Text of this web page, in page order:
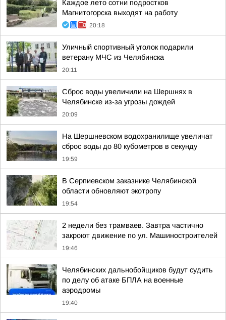
Каждое лето сотни подростков
Магнитогорска выходят на работу
20:18
Уличный спортивный уголок подарили
ветерану МЧС из Челябинска
20:11
Сброс воды увеличили на Шершнях в
Челябинске из-за угрозы дождей
20:09
На Шершневском водохранилище увеличат
сброс воды до 80 кубометров в секунду
19:59
В Серпиевском заказнике Челябинской
области обновляют экотропу
19:54
2 недели без трамваев. Завтра частично
закроют движение по ул. Машиностроителей
19:46
Челябинских дальнобойщиков будут судить
по делу об атаке БПЛА на военные
аэродромы
19:40